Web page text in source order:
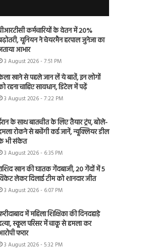
कर्मचारियों के वेतन में 20%
यूनियन ने चेयरमैन हरपाल जुनेजा का
आभार
3 August 2026 - 7:51 PM
खाने से पहले जान लें ये बातें, इन लोगों
रहना चाहिए सावधान, डिटेल में पढ़ें
3 August 2026 - 7:22 PM
के साथ बातचीत के लिए तैयार ट्रंप, बोले-
रोकने से बचेंगी कई जानें, न्यूक्लियर डील
भी संकेत
3 August 2026 - 6:35 PM
खान की घातक गेंदबाजी, 20 गेंदों में 5
लेकर दिलाई टीम को शानदार जीत
3 August 2026 - 6:07 PM
में महिला शिक्षिका की दिनदहाड़े
स्कूल परिसर में चाकू से हमला कर
फरार
3 August 2026 - 5:32 PM